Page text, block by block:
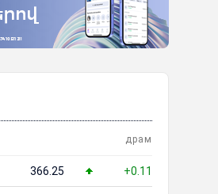
драм
366.25 +0.11